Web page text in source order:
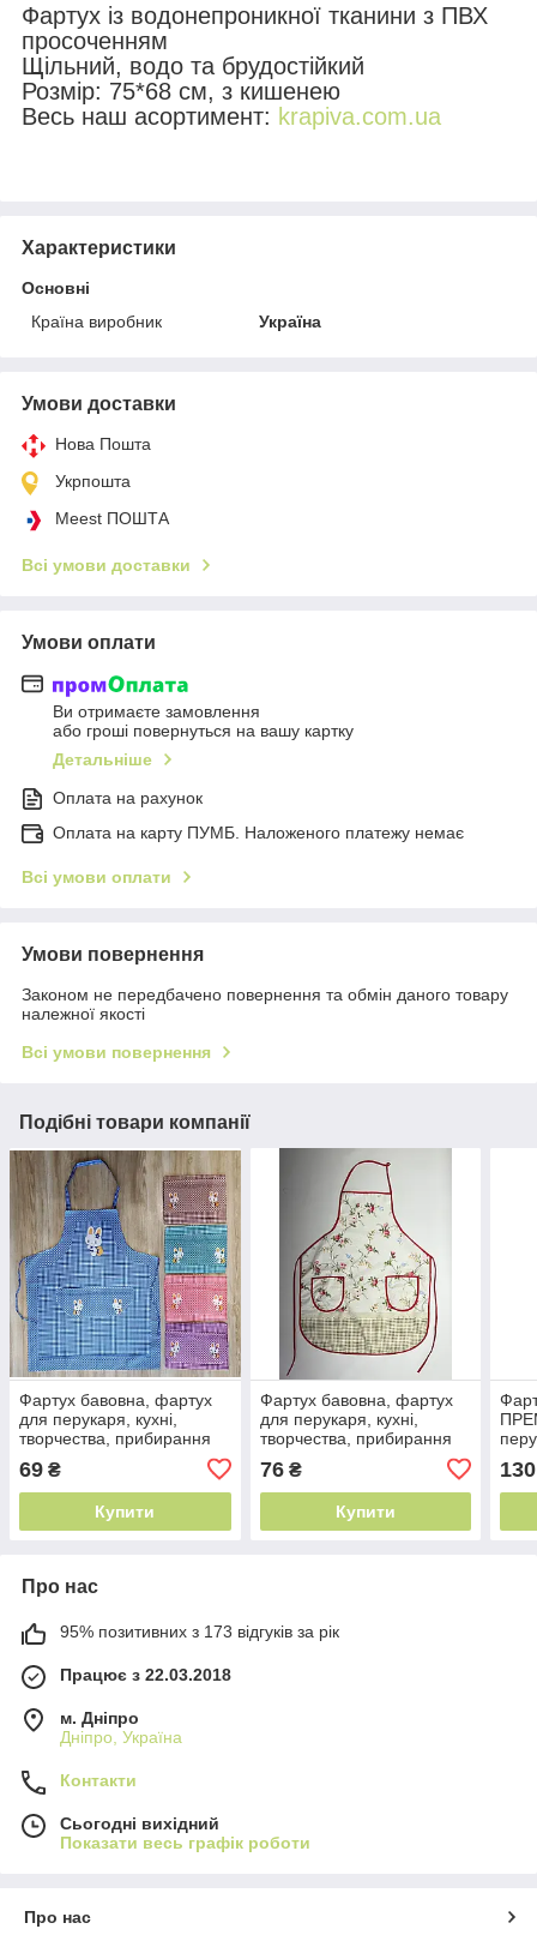
Фартух із водонепроникної тканини з ПВХ
просоченням
Щільний, водо та брудостійкий
Розмір: 75*68 см, з кишенею
Весь наш асортимент: krapiva.com.ua
Характеристики
Основні
Країна виробник
Україна
Умови доставки
Нова Пошта
Укрпошта
Meest ПОШТА
Всі умови доставки
Умови оплати
Ви отримаєте замовлення
або гроші повернуться на вашу картку
Детальніше
Оплата на рахунок
Оплата на карту ПУМБ. Наложеного платежу немає
Всі умови оплати
Умови повернення
Законом не передбачено повернення та обмін даного товару
належної якості
Всі умови повернення
Подібні товари компанії
Фартух бавовна, фартух
для перукаря, кухні,
творчества, прибирання
69 ₴
Купити
Фартух бавовна, фартух
для перукаря, кухні,
творчества, прибирання
76₴
Купити
130
Про нас
95% позитивних з 173 відгуків за рік
Працює з 22.03.2018
м. Дніпро
Дніпро, Україна
Контакти
Сьогодні вихідний
Показати весь графік роботи
Про нас